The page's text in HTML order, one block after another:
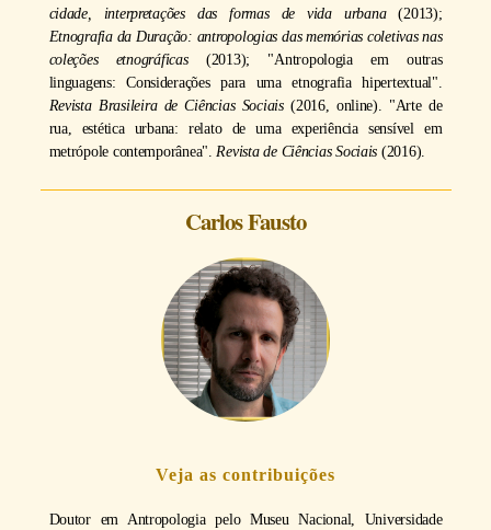
cidade, interpretações das formas de vida urbana(2013);
Etnografia da Duração: antropologias das memórias coletivas nas
coleções etnográficas (2013); "Antropologia em outras
linguagens: Considerações para uma etnografia hipertextual".
Revista Brasileira de Ciências Sociais(2016, online). "Arte de
rua, estética urbana: relato de uma experiência sensível em
metrópole contemporânea". Revista de Ciências Sociais (2016).
Carlos Fausto
Veja as contribuições
Doutor em Antropologia pelo Museu Nacional, Universidade